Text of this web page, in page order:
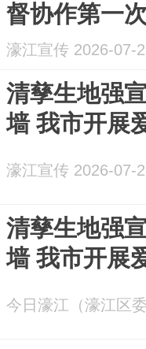
督协作第一
式
濠江宣传 2026-07-
清孳生地强
墙 我市开展
濠江宣传 2026-07-
清孳生地强
墙 我市开展
今日濠江（濠江区